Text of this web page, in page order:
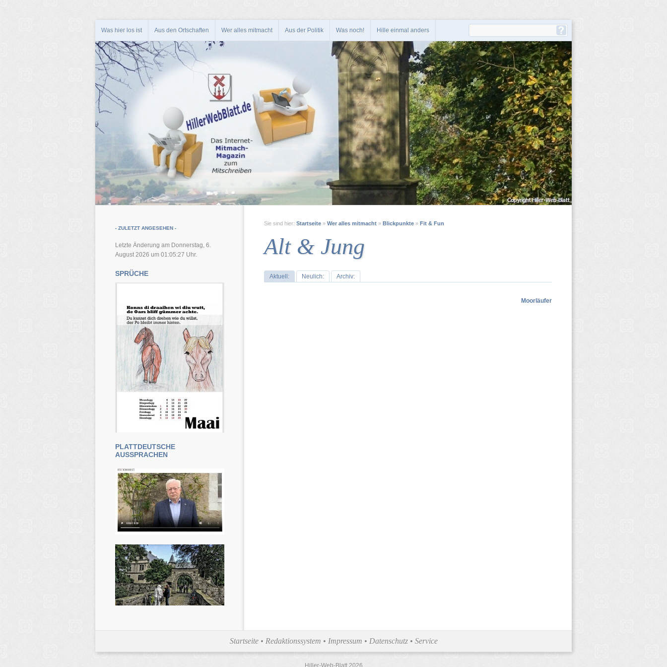
Was hier los ist Aus den Ortschaften Wer alles mitmacht Aus der Politik Was noch! Hille einmal anders
- ZULETZT ANGESEHEN -
Letzte Änderung am Donnerstag, 6.
August 2026 um 01:05:27 Uhr.
SPRÜCHE
PLATTDEUTSCHE
AUSSPRACHEN
Sie sind hier: Startseite » Wer alles mitmacht » Blickpunkte » Fit & Fun
Alt & Jung
Aktuell: Neulich: Archiv:
Moorläufer
Startseite• Redaktionssystem • Impressum • Datenschutz• Service
Hiller-Web-Blatt 2026